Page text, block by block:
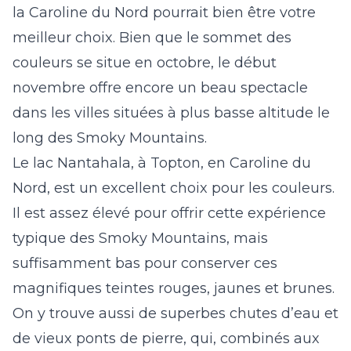
la Caroline du Nord pourrait bien être votre
meilleur choix. Bien que le sommet des
couleurs se situe en octobre, le début
novembre offre encore un beau spectacle
dans les villes situées à plus basse altitude le
long des Smoky Mountains.
Le lac Nantahala, à Topton, en Caroline du
Nord, est un excellent choix pour les couleurs.
Il est assez élevé pour offrir cette expérience
typique des Smoky Mountains, mais
suffisamment bas pour conserver ces
magnifiques teintes rouges, jaunes et brunes.
On y trouve aussi de superbes chutes d’eau et
de vieux ponts de pierre, qui, combinés aux